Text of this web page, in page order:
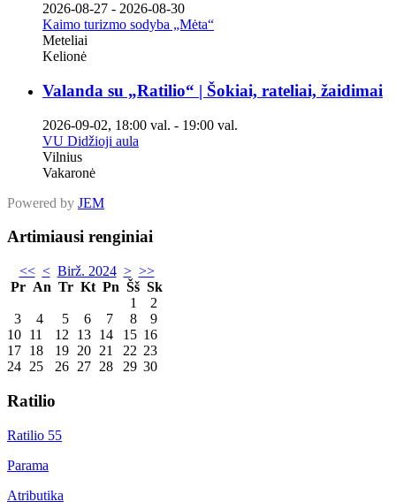
2026-08-27 - 2026-08-30
Kaimo turizmo sodyba „Mėta“
Meteliai
Kelionė
Valanda su „Ratilio“ | Šokiai, rateliai, žaidimai
2026-09-02, 18:00 val. - 19:00 val.
VU Didžioji aula
Vilnius
Vakaronė
Powered by JEM
Artimiausi renginiai
<< < Birž. 2024 > >>
Pr An Tr Kt Pn Šš Sk
1
2
3
4 5 6 7 8
9
10 11 12 13 14 15 16
17 18 19 20 21 22 23
24 25 26 27 28 29 30
Ratilio
Ratilio 55
Parama
Atributika